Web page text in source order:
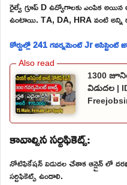
రైల్వే గ్రూప్ D ఉద్యోగాలకు ఎంపిక అయిన
ఉంటాయి. TA, DA, HRA వంటి
కోర్టుల్లో 241 గవర్నమెంట్ Jr అసిస్టెంట్
1300
విడుదల |
కావాల్సిన సర్టిఫికెట్స్:
నోటిఫికేషన్ విడుదల చేశాక ఆన్లైన్ లో
సర్టిఫికెట్స్ ఉండాలి.